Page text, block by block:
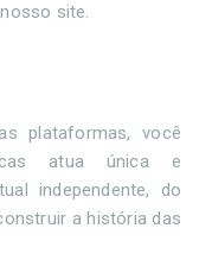
site.
plataformas, você
atua única e
independente, do
a história das